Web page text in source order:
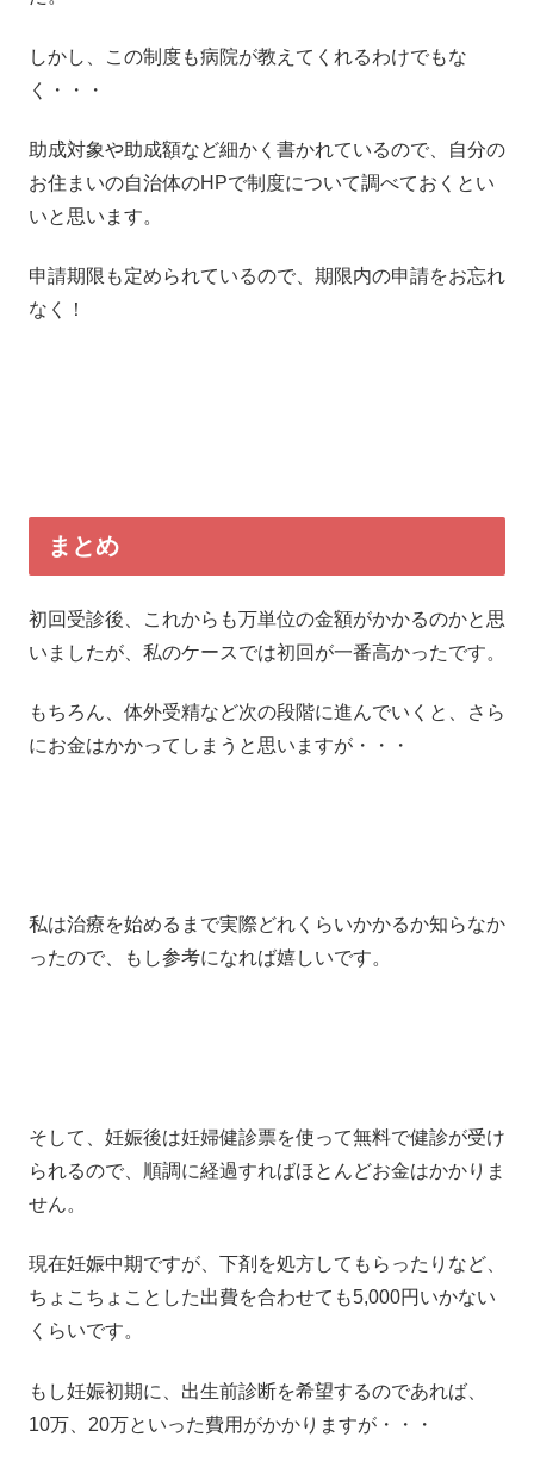
しかし、この制度も病院が教えてくれるわけでもな
く・・・
助成対象や助成額など細かく書かれているので、自分の
お住まいの自治体のHPで制度について調べておくとい
いと思います。
申請期限も定められているので、期限内の申請をお忘れ
なく！
まとめ
初回受診後、これからも万単位の金額がかかるのかと思
いましたが、私のケースでは初回が一番高かったです。
もちろん、体外受精など次の段階に進んでいくと、さら
にお金はかかってしまうと思いますが・・・
私は治療を始めるまで実際どれくらいかかるか知らなか
ったので、もし参考になれば嬉しいです。
そして、妊娠後は妊婦健診票を使って無料で健診が受け
られるので、順調に経過すればほとんどお金はかかりま
せん。
現在妊娠中期ですが、下剤を処方してもらったりなど、
ちょこちょことした出費を合わせても5,000円いかない
くらいです。
もし妊娠初期に、出生前診断を希望するのであれば、
10万、20万といった費用がかかりますが・・・